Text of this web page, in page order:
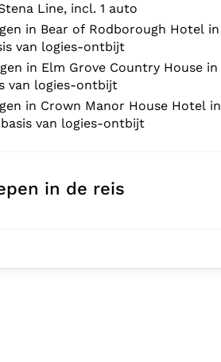
Line, incl. 1 auto
in Bear of Rodborough Hotel in
van logies-ontbijt
in Elm Grove Country House in
van logies-ontbijt
in Crown Manor House Hotel in
van logies-ontbijt
in de reis